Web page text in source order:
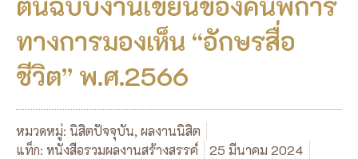
ทางการมองเห็น “อักษรสื่อ
ชีวิต” พ.ศ.2566
หมวดหมู่: นิสิตปัจจุบัน, ผลงานนิสิต
แท็ก: หนังสือรวมผลงานสร้างสรรค์
25 มีนาคม 2024